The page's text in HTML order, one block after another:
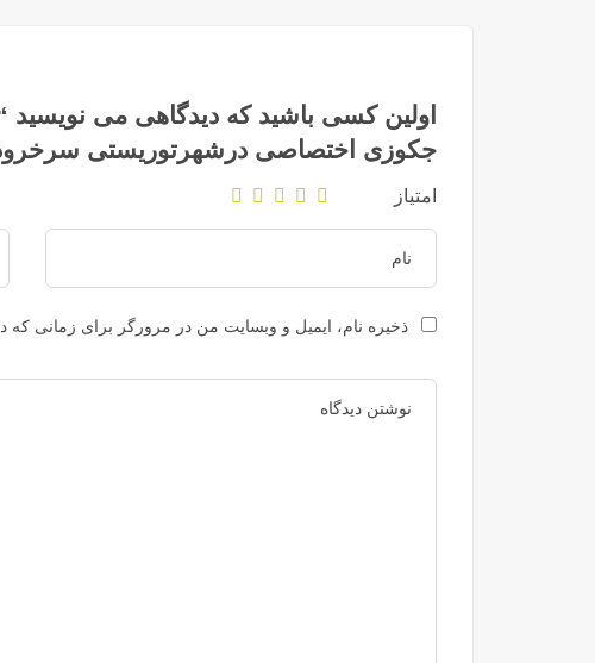
جکوزی اختصاصی درشهرتوریستی
امتیاز
ذخیره نام، ایمیل و وبسایت من در مرورگر برای زمانی که